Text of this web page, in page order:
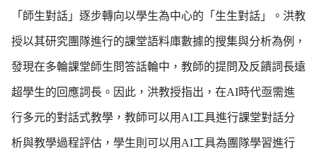
「師生對話」逐步轉向以學生為中心的「生生對話」。洪教
授以其研究團隊進行的課堂語料庫數據的搜集與分析為例，
發現在多輪課堂師生問答話輪中，教師的提問及反饋詞長遠
超學生的回應詞長。因此，洪教授指出，在AI時代亟需進
行多元的對話式教學，教師可以用AI工具進行課堂對話分
析與教學過程評估，學生則可以用AI工具為團隊學習進行